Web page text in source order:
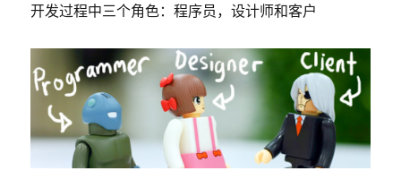
开发过程中三个角色：程序员，设计师和客户